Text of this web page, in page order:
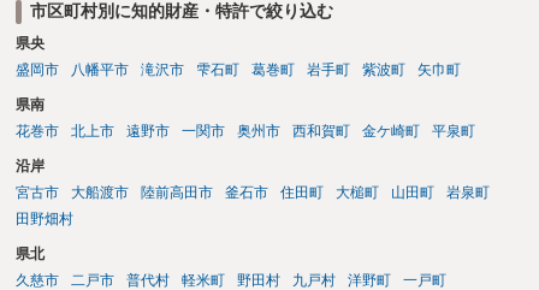
市区町村別に知的財産・特許で絞り込む
県央
盛岡市
八幡平市 滝沢市 雫石町 葛巻町 岩手町 紫波町 矢巾町
県南
花巻市
北上市 遠野市 一関市 奥州市 西和賀町 金ケ崎町 平泉町
沿岸
宮古市
大船渡市 陸前高田市 釜石市 住田町 大槌町 山田町
岩泉町
田野畑村
県北
久慈市
二戸市 普代村 軽米町 野田村 九戸村 洋野町 一戸町